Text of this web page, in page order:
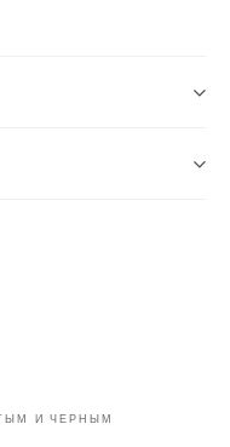
И ЧЕРНЫМ